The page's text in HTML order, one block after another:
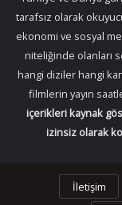
tarafsız olarak
ekonomi ve sosyal
niteliğinde olanları
hangi diziler hangi
filmlerin yayın
içerikleri kaynak
izinsiz olarak
İletişim